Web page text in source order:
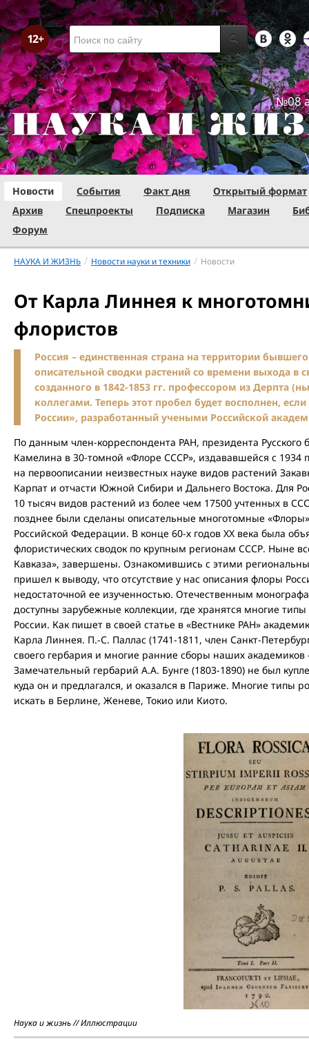
№08
Новости События Факт дня
Открытый формат
Архив
Спецпроекты Подписка Магазин
Форум
НАУКА И ЖИЗНЬ / Новости науки и техники / Новости
От Карла Линнея к
флористов
Россия – единственная страна на территории
описательной сводки растений со времени выхода в
созданного в 1842-1853 гг. профессором из Дерпта
коллегами. Теперь этот пробел будет восполнен,
России», разработанный учеными Российской
По данным член-корреспондента РАН, президента Русского
Камелина в 30-томной «Флоре СССР», издававшейся с 1934
на первоописании неизвестных науке видов растений
Карпат и отчасти Южной Сибири и Дальнего Востока. Для
10 тысяч видов растений из более чем 17500 учтенных в
позднее были сделаны описательные многотомные
Российской Федерации. В конце 60-х годов XX века была
флористических сводок по крупным регионам СССР. Ныне
Кавказа», завершены. Ознакомившись с этими
пришел к выводу, что отсутствие у нас описания флоры
недостаточной ее изученностью. Отечественным
доступны зарубежные коллекции, где хранятся многие
России. Как пишет в своей статье в «Вестнике РАН»
Карла Линнея. П.-С. Паллас (1741-1811, член Санкт-
своего гербария и многие ранние сборы наших
Замечательный гербарий А.А. Бунге (1803-1890) не был
куда он и предлагался, и оказался в Париже. Многие типы
искать в Берлине, Женеве, Токио или Киото.
Наука и жизнь // Иллюстрации